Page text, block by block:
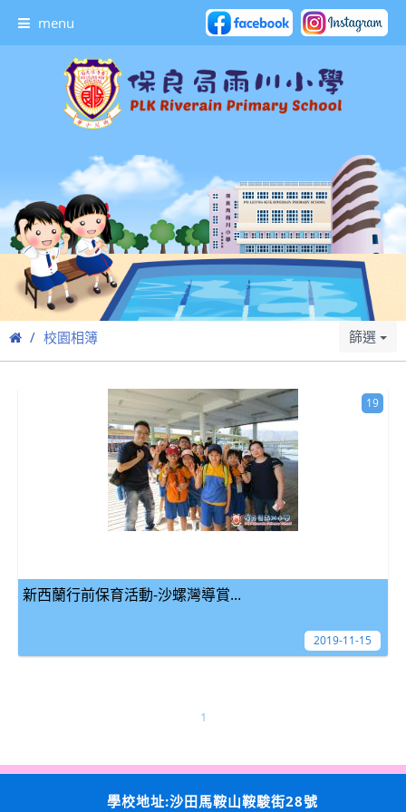
menu
校園相簿 篩選
新西蘭行前保育活動-沙螺灣導賞...
19
2019-11-15
1
學校地址:沙田馬鞍山鞍駿街28號